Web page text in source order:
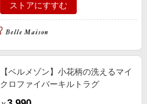
ストアにすすむ
【ベルメゾン】小花柄の洗えるマイ
クロファイバーキルトラグ